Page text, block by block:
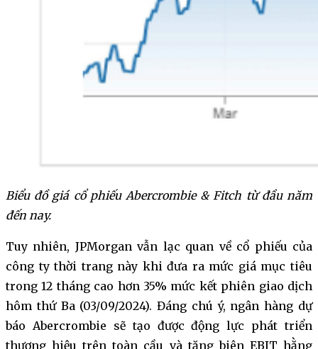
Biểu đồ giá cổ phiếu Abercrombie & Fitch từ đầu năm
đến nay.
Tuy nhiên, JPMorgan vẫn lạc quan về cổ phiếu của
công ty thời trang này khi đưa ra mức giá mục tiêu
trong 12 tháng cao hơn 35% mức kết phiên giao dịch
hôm thứ Ba (03/09/2024). Đáng chú ý, ngân hàng dự
báo Abercrombie sẽ tạo được động lực phát triển
thương hiệu trên toàn cầu và tăng biên EBIT hằng